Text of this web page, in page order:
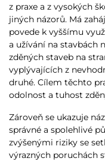
z praxe a z vysokých
jiných názorů. Má
povede k vyššímu
a užívání na stavbách
zděných staveb na
vyplývajících z
druhé. Cílem těchto
odolnost a tuhost
Zároveň se ukazuje
správné a spolehlivé
zvýšenými riziky se
výrazných poruchách